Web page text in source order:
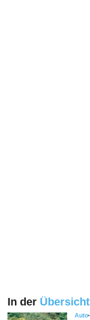
In der Übersicht
Auto